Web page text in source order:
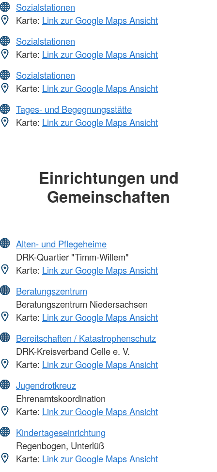
Sozialstationen
Karte: Link zur Google Maps Ansicht
Sozialstationen
Karte: Link zur Google Maps Ansicht
Sozialstationen
Karte: Link zur Google Maps Ansicht
Tages- und Begegnungsstätte
Karte: Link zur Google Maps Ansicht
Einrichtungen und
Gemeinschaften
Alten- und Pflegeheime
DRK-Quartier "Timm-Willem"
Karte: Link zur Google Maps Ansicht
Beratungszentrum
Beratungszentrum Niedersachsen
Karte: Link zur Google Maps Ansicht
Bereitschaften / Katastrophenschutz
DRK-Kreisverband Celle e. V.
Karte: Link zur Google Maps Ansicht
Jugendrotkreuz
Ehrenamtskoordination
Karte: Link zur Google Maps Ansicht
Kindertageseinrichtung
Regenbogen, Unterlüß
Karte: Link zur Google Maps Ansicht